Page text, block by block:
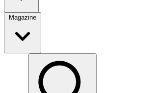
Magazine